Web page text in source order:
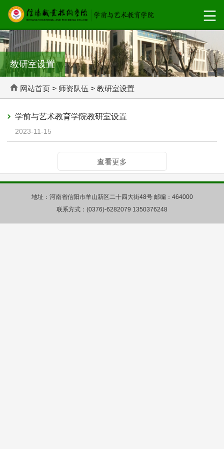
教研室设置
网站首页 > 师资队伍 > 教研室设置
学前与艺术教育学院教研室设置
2023-11-15
查看更多
地址：河南省信阳市羊山新区二十四大街48号 邮编：464000
联系方式：(0376)-6282079 1350376248